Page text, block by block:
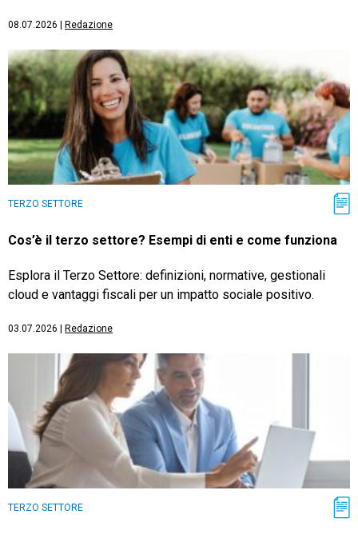
08.07.2026 Redazione
TERZO SETTORE
Cos’è il terzo settore? Esempi di enti e come funziona
Esplora il Terzo Settore: definizioni, normative, gestionali
cloud e vantaggi fiscali per un impatto sociale positivo.
03.07.2026 Redazione
TERZO SETTORE